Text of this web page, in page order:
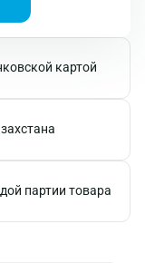
картой
партии товара